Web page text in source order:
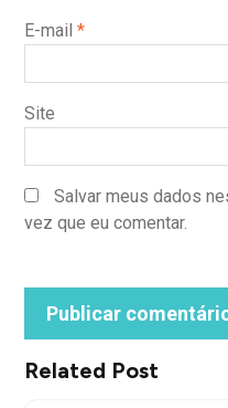
E-mail *
Site
Salvar meus dados
vez que eu comentar.
Related Post